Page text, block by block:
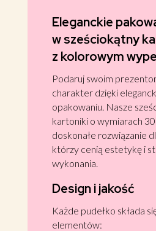
Eleganckie
w sześciokątny
z kolorowym
Podaruj swoim
charakter dzięki
opakowaniu. Nasze
kartoniki o wymiarach
doskonałe rozwiązanie
którzy cenią estetykę i
wykonania.
Design i jakość
Każde pudełko składa
elementów: